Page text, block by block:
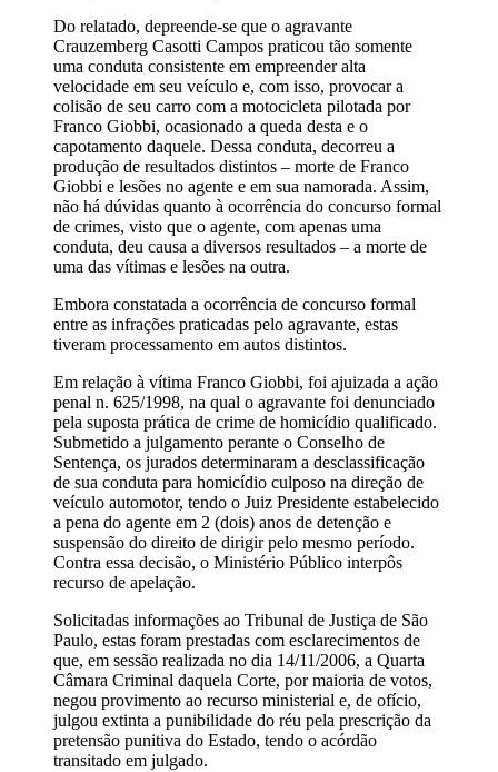
Do relatado, depreende-se que o agravante
Crauzemberg Casotti Campos praticou tão somente
uma conduta consistente em empreender alta
velocidade em seu veículo e, com isso, provocar a
colisão de seu carro com a motocicleta pilotada por
Franco Giobbi, ocasionado a queda desta e o
capotamento daquele. Dessa conduta, decorreu a
produção de resultados distintos – morte de Franco
Giobbi e lesões no agente e em sua namorada. Assim,
não há dúvidas quanto à ocorrência do concurso formal
de crimes, visto que o agente, com apenas uma
conduta, deu causa a diversos resultados – a morte de
uma das vítimas e lesões na outra.
Embora constatada a ocorrência de concurso formal
entre as infrações praticadas pelo agravante, estas
tiveram processamento em autos distintos.
Em relação à vítima Franco Giobbi, foi ajuizada a ação
penal n. 625/1998, na qual o agravante foi denunciado
pela suposta prática de crime de homicídio qualificado.
Submetido a julgamento perante o Conselho de
Sentença, os jurados determinaram a desclassificação
de sua conduta para homicídio culposo na direção de
veículo automotor, tendo o Juiz Presidente estabelecido
a pena do agente em 2 (dois) anos de detenção e
suspensão do direito de dirigir pelo mesmo período.
Contra essa decisão, o Ministério Público interpôs
recurso de apelação.
Solicitadas informações ao Tribunal de Justiça de São
Paulo, estas foram prestadas com esclarecimentos de
que, em sessão realizada no dia 14/11/2006, a Quarta
Câmara Criminal daquela Corte, por maioria de votos,
negou provimento ao recurso ministerial e, de ofício,
julgou extinta a punibilidade do réu pela prescrição da
pretensão punitiva do Estado, tendo o acórdão
transitado em julgado.